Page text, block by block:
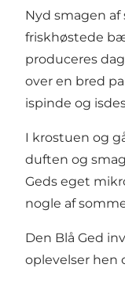
Nyd smagen
friskhøstede
produceres
over en bred
ispinde og
I krostuen og
duften og
Geds eget
nogle af
Den Blå Ged
oplevelser hen